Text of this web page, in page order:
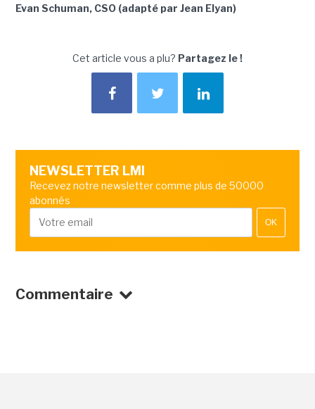
Evan Schuman, CSO (adapté par Jean Elyan)
Cet article vous a plu? Partagez le !
NEWSLETTER LMI
Recevez notre newsletter comme plus de 50000
abonnés
OK
Commentaire